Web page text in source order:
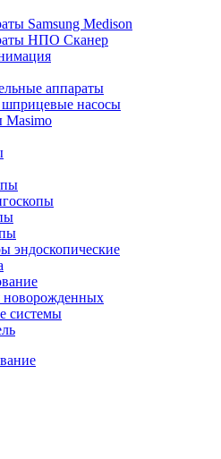
Samsung Medison
НПО Сканер
аппараты
насосы
Masimo
эндоскопические
новорожденных
системы